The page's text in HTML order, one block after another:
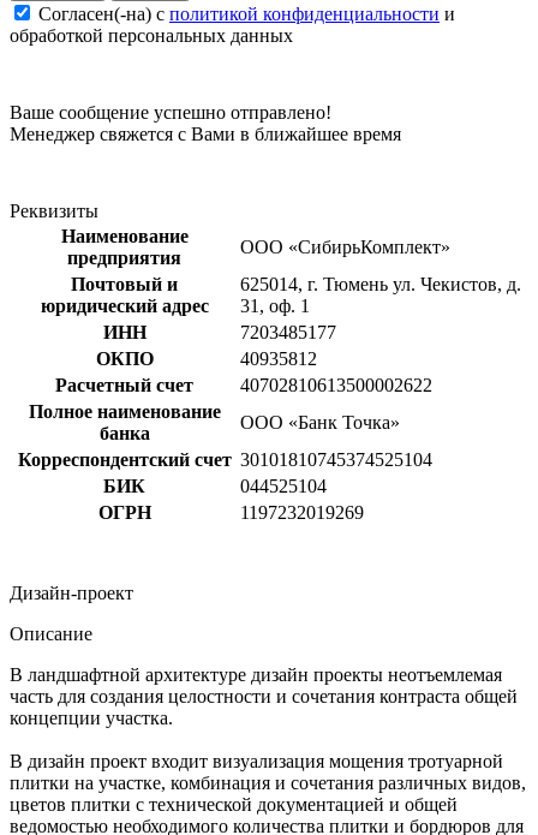
Согласен(-на) c политикой конфиденциальности и
обработкой персональных данных
Ваше сообщение успешно отправлено!
Менеджер свяжется с Вами в ближайшее время
Реквизиты
Наименование
предприятия
ООО «СибирьКомплект»
Почтовый и
юридический адрес
625014, г. Тюмень ул. Чекистов, д.
31, оф. 1
ИНН
7203485177
ОКПО
40935812
Расчетный счет
40702810613500002622
Полное наименование
банка
ООО «Банк Точка»
Корреспондентский счет 30101810745374525104
БИК
044525104
ОГРН
1197232019269
Дизайн-проект
Описание
В ландшафтной архитектуре дизайн проекты неотъемлемая
часть для создания целостности и сочетания контраста общей
концепции участка.
В дизайн проект входит визуализация мощения тротуарной
плитки на участке, комбинация и сочетания различных видов,
цветов плитки с технической документацией и общей
ведомостью необходимого количества плитки и бордюров для